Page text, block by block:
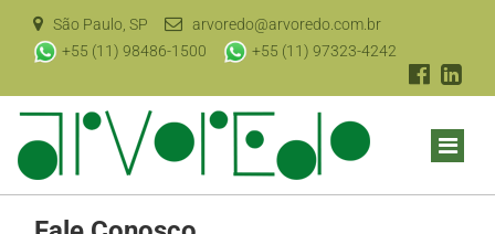
São Paulo, SP
arvoredo@arvoredo.com.br
+55 (11) 98486-1500
+55 (11) 97323-4242